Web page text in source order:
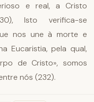
e real, a Cristo
Isto verifica-se
nos une à morte e
Eucaristia, pela qual,
de Cristo», somos
nós (232).